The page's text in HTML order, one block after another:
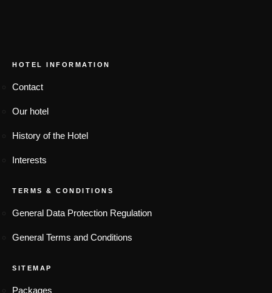
HOTEL INFORMATION
Contact
Our hotel
History of the Hotel
Interests
TERMS & CONDITIONS
General Data Protection Regulation
General Terms and Conditions
SITEMAP
Packages